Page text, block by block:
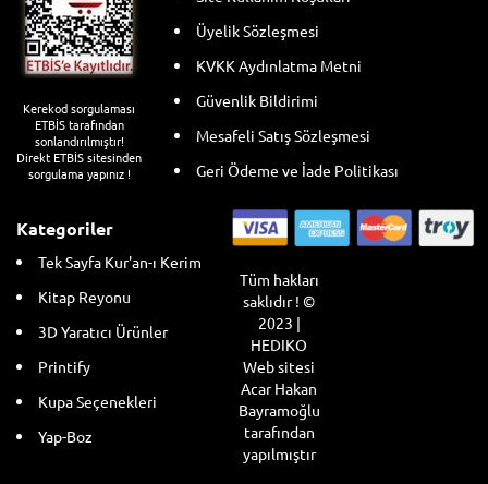
Kerekod sorgulaması
ETBİS tarafından
sonlandırılmıştır!
Direkt ETBİS sitesinden
sorgulama yapınız !
Üyelik Sözleşmesi
KVKK Aydınlatma Metni
Güvenlik Bildirimi
Mesafeli Satış Sözleşmesi
Geri Ödeme ve İade Politikası
Kategoriler
Tek Sayfa Kur'an-ı Kerim
Kitap Reyonu
3D Yaratıcı Ürünler
Printify
Kupa Seçenekleri
Yap-Boz
Tüm hakları
saklıdır ! ©
2023 |
HEDIKO
Web sitesi
Acar Hakan
Bayramoğlu
tarafından
yapılmıştır